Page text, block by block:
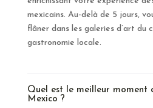
mexicains. Au-delà de 5 jours,
flâner dans les galeries d’art
gastronomie locale.
Quel est le meilleur moment
Mexico ?